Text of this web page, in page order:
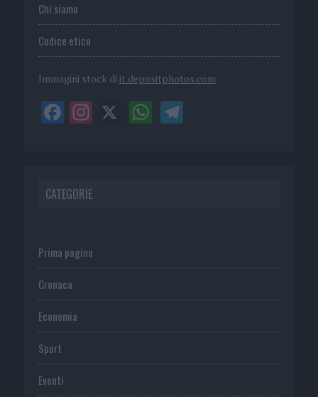
Chi siamo
Codice etico
Immagini stock di it.depositphotos.com
CATEGORIE
Prima pagina
Cronaca
Economia
Sport
Eventi